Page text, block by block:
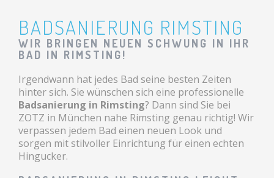
BADSANIERUNG RIMSTING
WIR BRINGEN NEUEN SCHWUNG IN IHR
BAD IN RIMSTING!
Irgendwann hat jedes Bad seine besten Zeiten
hinter sich. Sie wünschen sich eine professionelle
Badsanierung in Rimsting? Dann sind Sie bei
ZOTZ in München nahe Rimsting genau richtig! Wir
verpassen jedem Bad einen neuen Look und
sorgen mit stilvoller Einrichtung für einen echten
Hingucker.